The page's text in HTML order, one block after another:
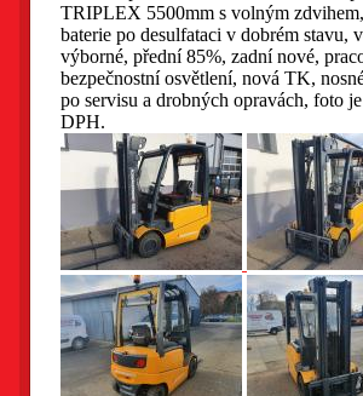
TRIPLEX 5500mm s volným
baterie po desulfataci v dobrém stavu,
výborné, přední 85%, zadní nové,
bezpečnostní osvětlení, nová TK,
po servisu a drobných opravách, foto
DPH.